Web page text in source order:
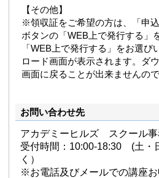
【その他】
※領収証をご希望の方は、「申
ボタンの「WEB上で発行する」
「WEB上で発行する」をお選
ロード画面が表示されます。ダ
画面に戻ることが出来ませんの
お問い合わせ先
アカデミーヒルズ スクール事
受付時間：10:00-18:30 (土・
く
※お電話及びメールでの講座